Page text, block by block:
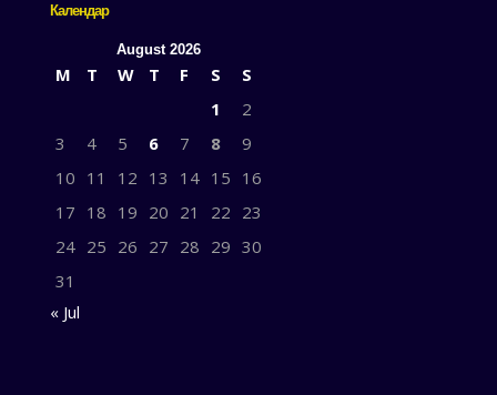
Календар
August 2026
M T W T F S
S
1
2
3
4 5 6 7 8
9
10 11 12 13 14 15 16
17 18 19 20 21 22 23
24 25 26 27 28 29 30
31
« Jul